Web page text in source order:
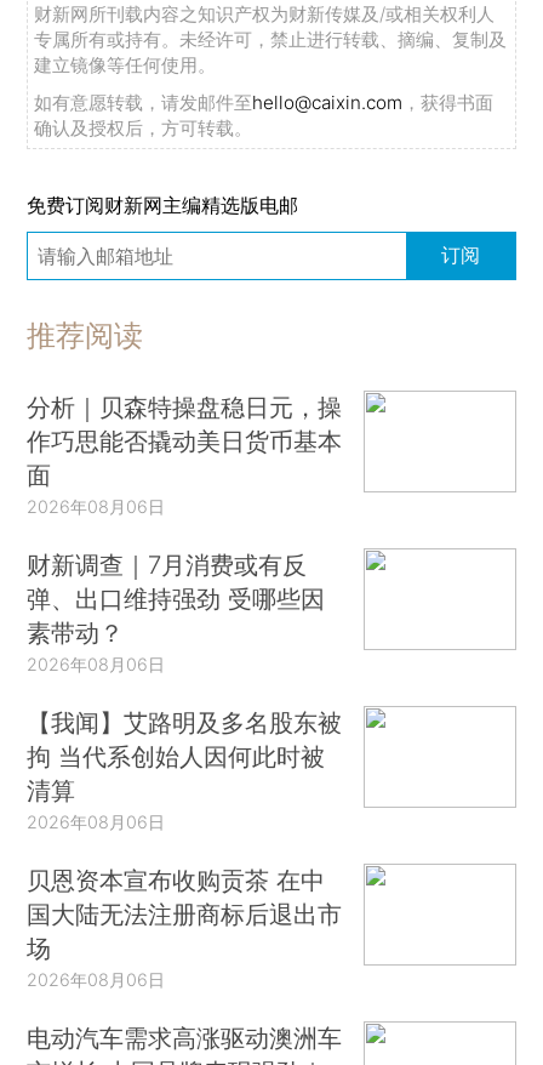
财新网所刊载内容之知识产权为财新传媒及/或相关权利人
专属所有或持有。未经许可，禁止进行转载、摘编、复制及
建立镜像等任何使用。
如有意愿转载，请发邮件至hello@caixin.com ，获得书面
确认及授权后，方可转载。
免费订阅财新网主编精选版电邮
订阅
推荐阅读
分析｜贝森特操盘稳日元，操
作巧思能否撬动美日货币基本
面
2026年08月06日
财新调查｜7月消费或有反
弹、出口维持强劲 受哪些因
素带动？
2026年08月06日
【我闻】艾路明及多名股东被
拘 当代系创始人因何此时被
清算
2026年08月06日
贝恩资本宣布收购贡茶 在中
国大陆无法注册商标后退出市
场
2026年08月06日
电动汽车需求高涨驱动澳洲车